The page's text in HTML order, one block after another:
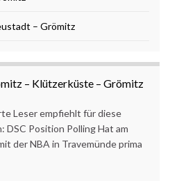
– Grömitz
– Klützerküste – Grömitz
Leser empfiehlt für diese
DSC Position Polling Hat am
der NBA in Travemünde prima